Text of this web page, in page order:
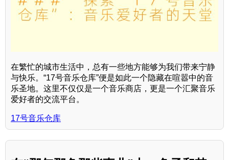
在繁忙的城市生活中，总有一些地方能够为我们带来宁静
与快乐。“17号音乐仓库”便是如此一个隐藏在喧嚣中的音
乐圣地。这里不仅仅是一个音乐商店，更是一个汇聚音乐
爱好者的交流平台。
17号音乐仓库